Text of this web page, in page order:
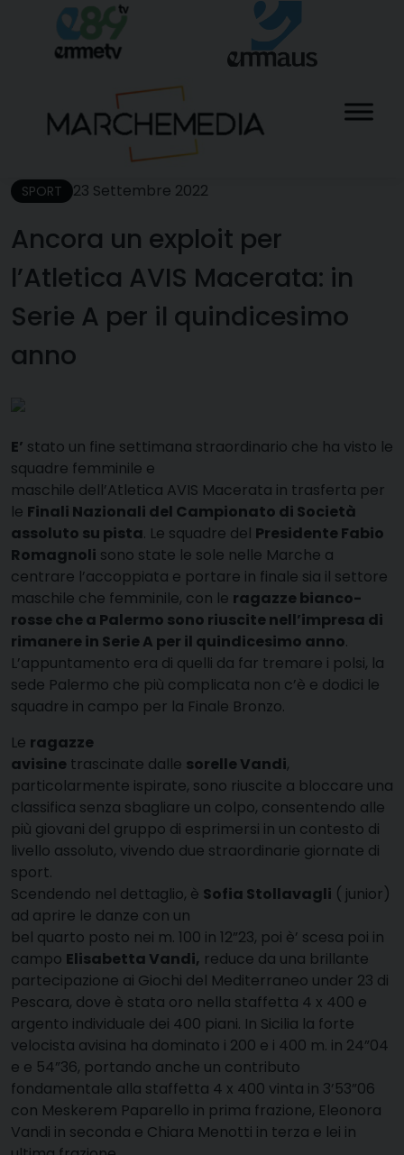
content
SPORT 23 Settembre 2022
Ancora un exploit per
l’Atletica AVIS Macerata: in
Serie A per il quindicesimo
anno
E’ stato un fine settimana straordinario che ha visto le
squadre femminile e
maschile dell’Atletica AVIS Macerata in trasferta per
le Finali Nazionali del Campionato di Società
assoluto su pista. Le squadre del Presidente Fabio
Romagnoli sono state le sole nelle Marche a
centrare l’accoppiata e portare in finale sia il settore
maschile che femminile, con le ragazze bianco-
rosse che a Palermo sono riuscite nell’impresa di
rimanere in Serie A per il quindicesimo anno.
L’appuntamento era di quelli da far tremare i polsi, la
sede Palermo che più complicata non c’è e dodici le
squadre in campo per la Finale Bronzo.
Le ragazze
avisine trascinate dalle sorelle Vandi,
particolarmente ispirate, sono riuscite a bloccare una
classifica senza sbagliare un colpo, consentendo alle
più giovani del gruppo di esprimersi in un contesto di
livello assoluto, vivendo due straordinarie giornate di
sport.
Scendendo nel dettaglio, è Sofia Stollavagli ( junior)
ad aprire le danze con un
bel quarto posto nei m. 100 in 12”23, poi è’ scesa poi in
campo Elisabetta Vandi, reduce da una brillante
partecipazione ai Giochi del Mediterraneo under 23 di
Pescara, dove è stata oro nella staffetta 4 x 400 e
argento individuale dei 400 piani. In Sicilia la forte
velocista avisina ha dominato i 200 e i 400 m. in 24”04
e e 54”36, portando anche un contributo
fondamentale alla staffetta 4 x 400 vinta in 3’53”06
con Meskerem Paparello in prima frazione, Eleonora
Vandi in seconda e Chiara Menotti in terza e lei in